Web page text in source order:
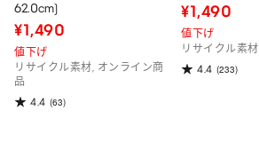
62.0cm)
¥1,490
値下げ
リサイクル素材, オンライン商
品
4.4 (63)
¥1,490
値下げ
リサイクル素材
4.4 (233)